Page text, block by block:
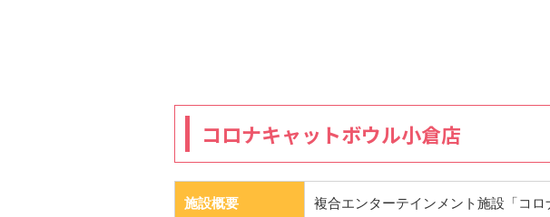
コロナキャットボウル小倉店
施設概要
複合エンターテインメント施設「コ